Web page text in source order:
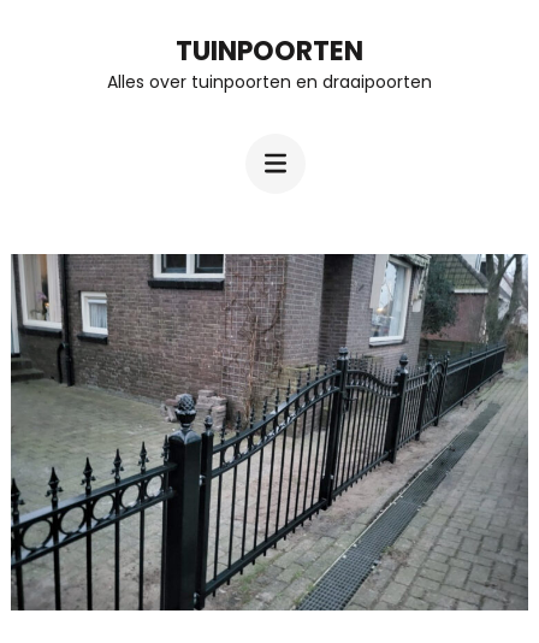
TUINPOORTEN
Alles over tuinpoorten en draaipoorten